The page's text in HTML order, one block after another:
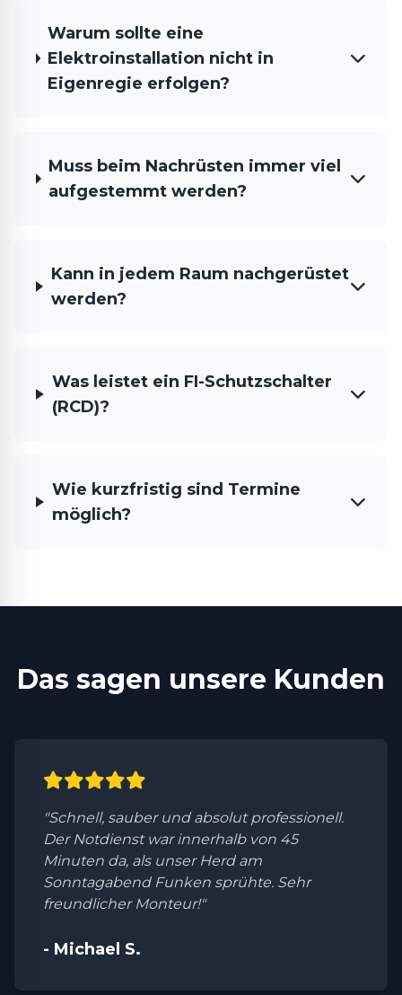
Warum sollte eine
Elektroinstallation nicht in
Eigenregie erfolgen?
Muss beim Nachrüsten immer viel
aufgestemmt werden?
Kann in jedem Raum nachgerüstet
werden?
Was leistet ein FI-Schutzschalter
(RCD)?
Wie kurzfristig sind Termine
möglich?
Das sagen unsere Kunden
"Schnell, sauber und absolut professionell.
Der Notdienst war innerhalb von 45
Minuten da, als unser Herd am
Sonntagabend Funken sprühte. Sehr
freundlicher Monteur!"
- Michael S.